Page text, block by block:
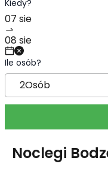
Kiedy?
Ile osób?
2Osób
Noclegi